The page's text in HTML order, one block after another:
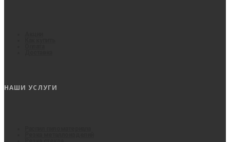
НАШИ УСЛУГИ